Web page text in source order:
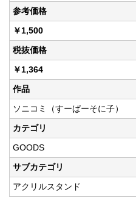
参考価格
￥1,500
税抜価格
￥1,364
作品
ソニコミ（すーぱーそに子）
カテゴリ
GOODS
サブカテゴリ
アクリルスタンド